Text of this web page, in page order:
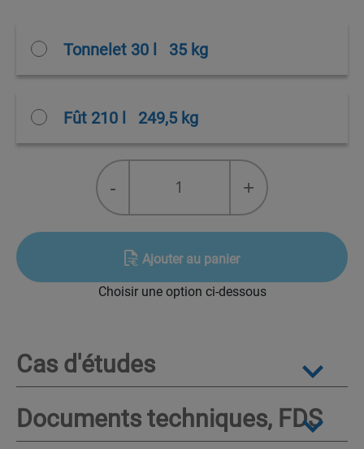
Tonnelet 30 l 35 kg
Fût 210 l 249,5 kg
- +
Ajouter au panier
Choisir une option ci-dessous
Cas d'études
Documents techniques, FDS